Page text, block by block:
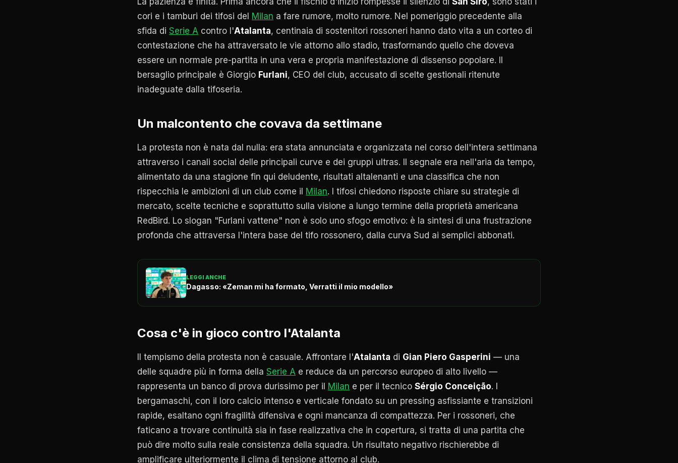
cori e i tamburi dei tifosi del Milan a fare rumore, molto rumore. Nel pomeriggio precedente alla
sfida di Serie A contro l'Atalanta, centinaia di sostenitori rossoneri hanno dato vita a un corteo di
contestazione che ha attraversato le vie attorno allo stadio, trasformando quello che doveva
essere un normale pre-partita in una vera e propria manifestazione di dissenso popolare. Il
bersaglio principale è Giorgio Furlani, CEO del club, accusato di scelte gestionali ritenute
inadeguate dalla tifoseria.
Un malcontento che covava da settimane
La protesta non è nata dal nulla: era stata annunciata e organizzata nel corso dell'intera settimana
attraverso i canali social delle principali curve e dei gruppi ultras. Il segnale era nell'aria da tempo,
alimentato da una stagione fin qui deludente, risultati altalenanti e una classifica che non
rispecchia le ambizioni di un club come il Milan. I tifosi chiedono risposte chiare su strategie di
mercato, scelte tecniche e soprattutto sulla visione a lungo termine della proprietà americana
RedBird. Lo slogan "Furlani vattene" non è solo uno sfogo emotivo: è la sintesi di una frustrazione
profonda che attraversa l'intera base del tifo rossonero, dalla curva Sud ai semplici abbonati.
LEGGI ANCHE
Dagasso: «Zeman mi ha formato, Verratti il mio modello»
Cosa c'è in gioco contro l'Atalanta
Il tempismo della protesta non è casuale. Affrontare l'Atalanta di Gian Piero Gasperini — una
delle squadre più in forma della Serie A e reduce da un percorso europeo di alto livello —
rappresenta un banco di prova durissimo per il Milan e per il tecnico Sérgio Conceição. I
bergamaschi, con il loro calcio intenso e verticale fondato su un pressing asfissiante e transizioni
rapide, esaltano ogni fragilità difensiva e ogni mancanza di compattezza. Per i rossoneri, che
faticano a trovare continuità sia in fase realizzativa che in copertura, si tratta di una partita che
può dire molto sulla reale consistenza della squadra. Un risultato negativo rischierebbe di
amplificare ulteriormente il clima di tensione attorno al club.